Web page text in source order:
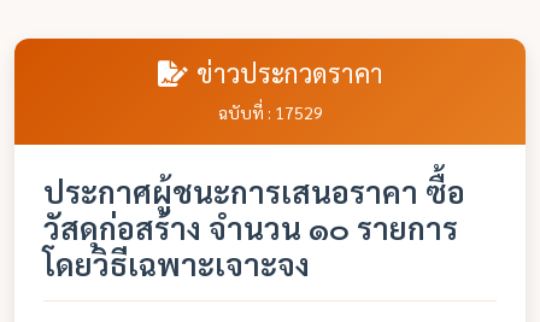
ข่าวประกวดราคา
ฉบับที่ : 17529
ประกาศผู้ชนะการเสนอราคา ซื้อ
วัสดุก่อสร้าง จำนวน ๑๐ รายการ
โดยวิธีเฉพาะเจาะจง